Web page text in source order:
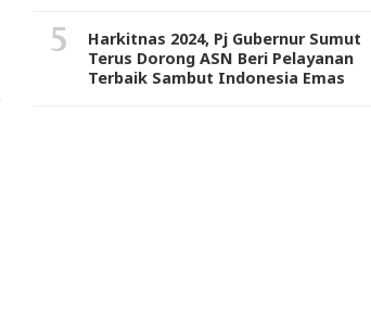
Harkitnas 2024, Pj Gubernur Sumut
Terus Dorong ASN Beri Pelayanan
Terbaik Sambut Indonesia Emas